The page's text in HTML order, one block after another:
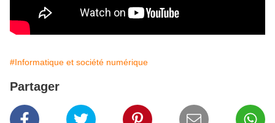
#Informatique et société numérique
Partager